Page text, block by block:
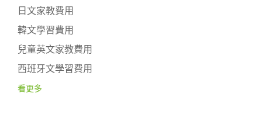
日文家教費用
韓文學習費用
兒童英文家教費用
西班牙文學習費用
看更多